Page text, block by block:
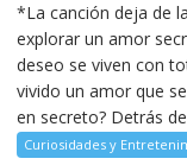
*La canción deja de
explorar un amor
deseo se viven con
vivido un amor que
en secreto? Detrás
Curiosidades y